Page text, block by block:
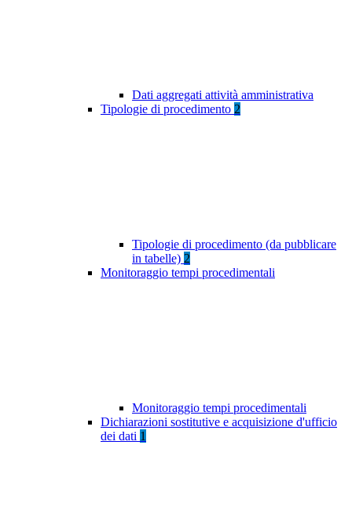
Dati aggregati attività amministrativa
Tipologie di procedimento 2
Tipologie di procedimento (da pubblicare
in tabelle) 2
Monitoraggio tempi procedimentali
Monitoraggio tempi procedimentali
Dichiarazioni sostitutive e acquisizione d'ufficio
dei dati 1